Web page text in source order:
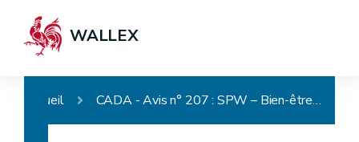
WALLEX
Accueil CADA - Avis n° 207 : SPW – Bien-être animal – Statistiques – Extension de la demande en cours de procédure (irrecevabilité) - Document source de méprise - Caractère incomplet ou inachevé – Rejet de la demande